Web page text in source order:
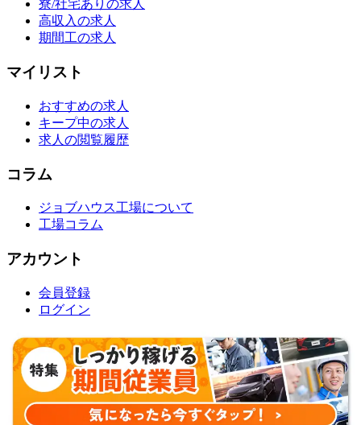
寮/社宅ありの求人
高収入の求人
期間工の求人
マイリスト
おすすめの求人
キープ中の求人
求人の閲覧履歴
コラム
ジョブハウス工場について
工場コラム
アカウント
会員登録
ログイン